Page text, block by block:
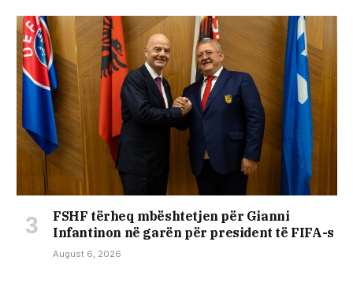
FSHF tërheq mbështetjen për Gianni
Infantinon në garën për president të FIFA-s
August 6, 2026